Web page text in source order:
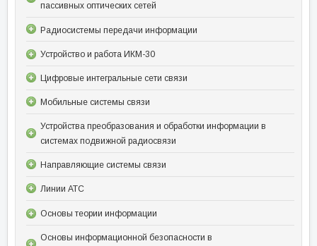
пассивных оптических сетей
Радиосистемы передачи информации
Устройство и работа ИКМ-30
Цифровые интегральные сети связи
Мобильные системы связи
Устройства преобразования и обработки информации в
системах подвижной радиосвязи
Направляющие системы связи
Линии АТС
Основы теории информации
Основы информационной безопасности в